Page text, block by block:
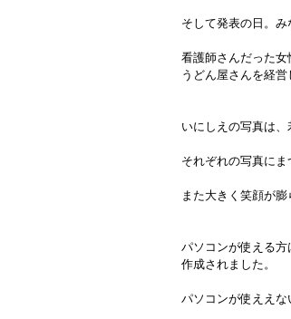
そして発表の日。み
看護師さんだった
うどん屋さんを経
いにしえの写真は、
それぞれの写真に
また大きく笑顔が膨
パソコンが使える
作成されました。
パソコンが使ええな